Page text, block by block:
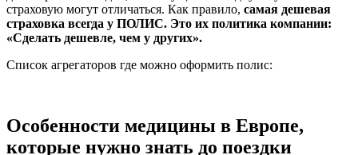
страховую могут отличаться. Как правило, самая дешевая
страховка всегда у ПОЛИС. Это их политика компании:
«Сделать дешевле, чем у других».
Список агрегаторов где можно оформить полис:
Особенности медицины в Европе,
которые нужно знать до поездки